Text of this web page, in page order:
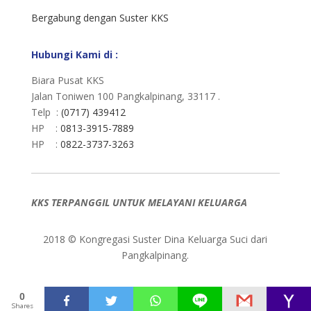
0
Shares
Bergabung dengan Suster KKS
Hubungi Kami di :
Biara Pusat KKS
Jalan Toniwen 100 Pangkalpinang, 33117 .
Telp : (0717) 439412
HP : 0813-3915-7889
HP : 0822-3737-3263
KKS TERPANGGIL UNTUK MELAYANI KELUARGA
2018 © Kongregasi Suster Dina Keluarga Suci dari
Pangkalpinang.